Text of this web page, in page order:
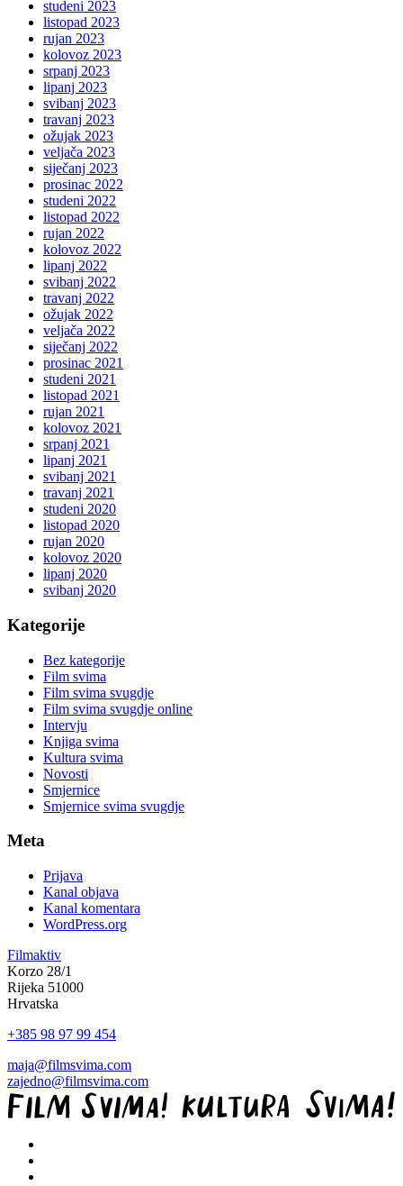
studeni 2023
listopad 2023
rujan 2023
kolovoz 2023
srpanj 2023
lipanj 2023
svibanj 2023
travanj 2023
ožujak 2023
veljača 2023
siječanj 2023
prosinac 2022
studeni 2022
listopad 2022
rujan 2022
kolovoz 2022
lipanj 2022
svibanj 2022
travanj 2022
ožujak 2022
veljača 2022
siječanj 2022
prosinac 2021
studeni 2021
listopad 2021
rujan 2021
kolovoz 2021
srpanj 2021
lipanj 2021
svibanj 2021
travanj 2021
studeni 2020
listopad 2020
rujan 2020
kolovoz 2020
lipanj 2020
svibanj 2020
Kategorije
Bez kategorije
Film svima
Film svima svugdje
Film svima svugdje online
Intervju
Knjiga svima
Kultura svima
Novosti
Smjernice
Smjernice svima svugdje
Meta
Prijava
Kanal objava
Kanal komentara
WordPress.org
Filmaktiv
Korzo 28/1
Rijeka 51000
Hrvatska
+385 98 97 99 454
maja@filmsvima.com
zajedno@filmsvima.com